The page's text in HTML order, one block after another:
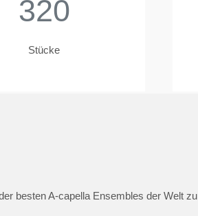
320
Stücke
besten A-capella Ensembles der Welt